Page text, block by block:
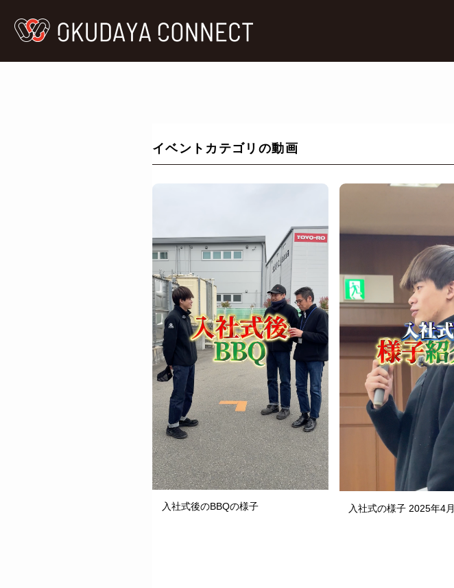
イベントカテゴリの動画
入社式後のBBQの様子 入社式の様子 2025年4月